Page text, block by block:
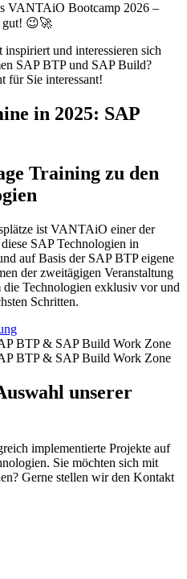
VANTAiO Bootcamp 2026 –
gut! 😉🚀
und interessieren sich
SAP BTP und SAP Build?
für Sie interessant!
in 2025: SAP
Training zu den
ist VANTAiO einer der
SAP Technologien in
auf Basis der SAP BTP eigene
der zweitägigen Veranstaltung
die Technologien exklusiv vor und
Schritten.
unserer
implementierte Projekte auf
Sie möchten sich mit
Gerne stellen wir den Kontakt